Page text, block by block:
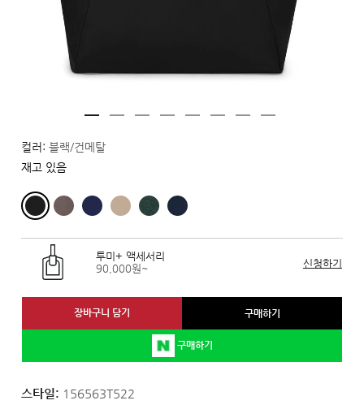
컬러: 블랙/건메탈
재고 있음
투미+ 액세서리
90,000원~
신청하기
장바구니 담기 구매하기
구매하기
스타일: 156563T522